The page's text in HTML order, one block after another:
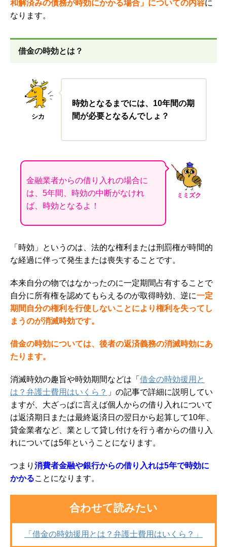
和解済みの債務が時効にかかる場合」についての内容に
なります。
借金の時効とは？
シカ
時効となるまでには、10年間の期
間が必要となるんでしょ？
ミミズク
金融業者からの借り入れの場合に
は、5年間、時効の中断がなけれ
ば、時効となるよ ！
「時効」というのは、法的な権利または刑罰権が時間的
な経過に伴って発生または喪失することです。
本来自分の物ではなかったのに一定期間占有することで
自分に所有権を認めてもらえるのが取得時効、逆に一定
期間自分の権利を行使しないことにより権利を失ってし
まうのが消滅時効です。
借金の時効については、後者の返済義務の消滅時効にあ
たります。
消滅時効の趣旨や時効期間などは「 借金の時効援用と
は？弁護士費用はいくら？ 」の記事で詳細に説明してい
ますが、大ざっぱに言えば個人からの借り入れについて
は返済期日または最終返済日の翌日から起算して10年、
貸金業者など、業として貸し付けを行う者からの借り入
れについては5年ということになります。
つまり 消費者金融や銀行からの借り入れは5年で時効に
かかることになります。
合わせて読みたい
「借金の時効援用とは？弁護士費用はいくら？」